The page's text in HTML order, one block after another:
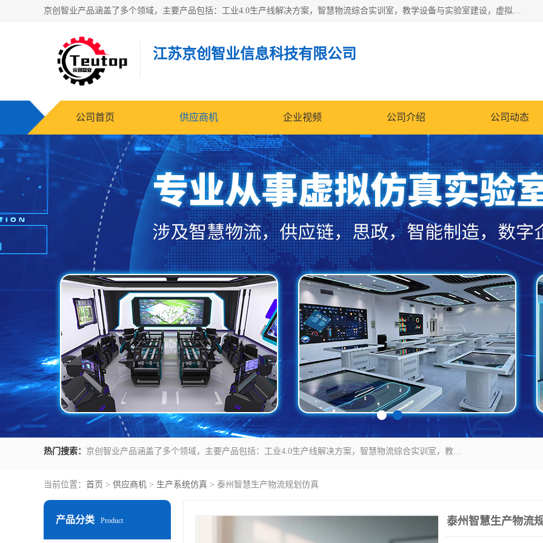
京创智业产品涵盖了多个领域，主要产品包括：工业4.0生产线解决方案，智慧物流综合实训室，教学设备与实验室建设，虚拟仿真实验室等。公司将秉持“创新、执着、诚信、共赢”的理念，以“将服务当作使命”为核心价值观，致力于为客户创造价值，与客户、合作伙伴和员工共同成长。
江苏京创智业信息科技有限公司
公司首页 供应商机 企业视频 公司介绍 公司动态
热门搜索： 京创智业产品涵盖了多个领域，主要产品包括：工业4.0生产线解决方案，智慧物流综合实训室，教学设备与实验室建设，虚拟仿真实验室等。公司将秉持“创新、执着、诚信、共赢”的理念，以“将服务当作使命”为核心价值观，致力于为客户创造价值，与客户、合作伙伴和员工共同成长。
当前位置： 首页 > 供应商机 > 生产系统仿真 > 泰州智慧生产物流规划仿真
产品分类 Product 泰州智慧生产物流